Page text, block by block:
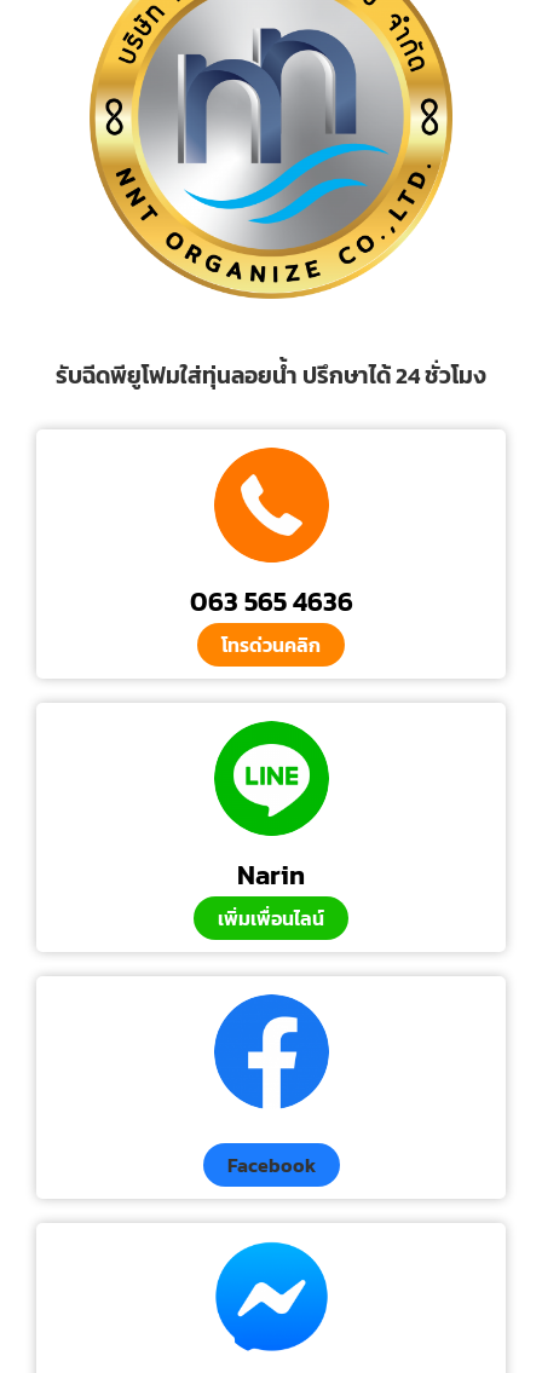
รับฉีดพียูโฟมใส่ทุ่นลอยน้ำ ปรึกษาได้ 24 ชั่วโมง
063 565 4636
โทรด่วนคลิก
Narin
เพิ่มเพื่อนไลน์
Facebook